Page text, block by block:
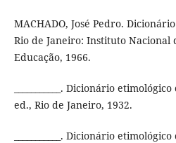
MACHADO, José Pedro.
Rio de Janeiro: Instituto
Educação, 1966.
___________. Dicionário
ed., Rio de Janeiro, 1932.
___________. Dicionário